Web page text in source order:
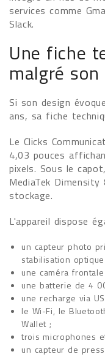
services comme
Slack.
Une fiche
malgré
Si son design
ans, sa fiche
Le Clicks
4,03 pouces
pixels. Sous le
MediaTek
stockage.
L'appareil dispose
un capteur photo
stabilisation
une caméra
une batterie de 4
une recharge via
le Wi-Fi, le
Wallet ;
trois microphones
un capteur de